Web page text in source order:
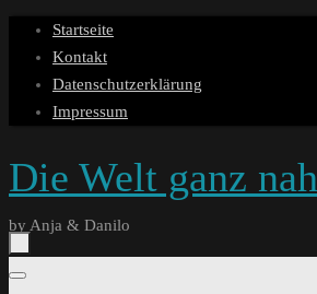
Zum
Inhalt
springen
Startseite
Kontakt
Datenschutzerklärung
Impressum
Die Welt ganz nah
by Anja & Danilo
Zum